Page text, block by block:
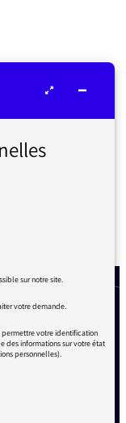
sur notre site.
votre demande.
votre identification
des informations sur votre état
personnelles).